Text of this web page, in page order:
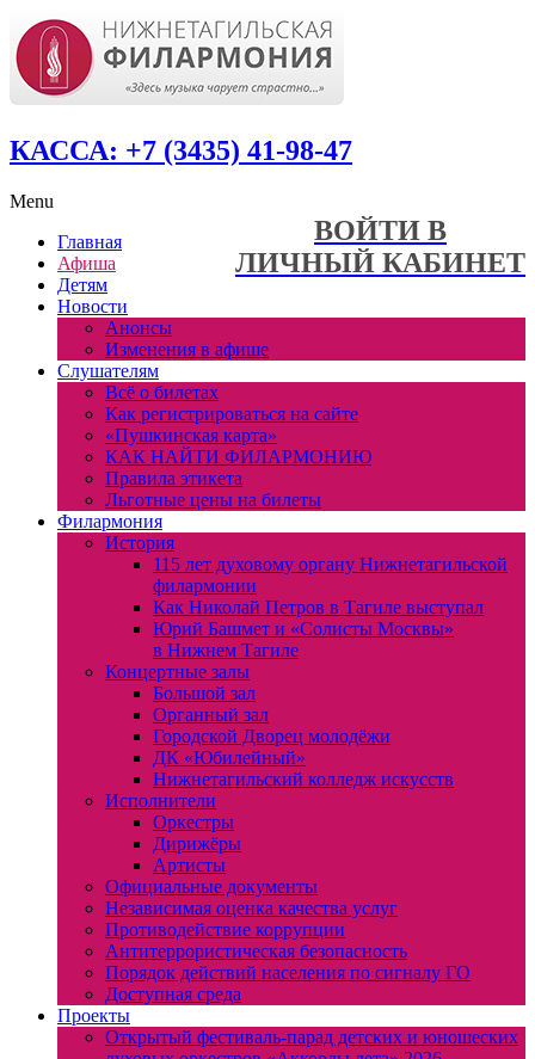
КАССА: +7 (3435) 41-98-47
ВОЙТИ В
ЛИЧНЫЙ КАБИНЕТ
Menu
Главная
Афиша
Детям
Новости
Анонсы
Изменения в афише
Слушателям
Всё о билетах
Как регистрироваться на сайте
«Пушкинская карта»
КАК НАЙТИ ФИЛАРМОНИЮ
Правила этикета
Льготные цены на билеты
Филармония
История
115 лет духовому органу Нижнетагильской
филармонии
Как Николай Петров в Тагиле выступал
Юрий Башмет и «Солисты Москвы»
в Нижнем Тагиле
Концертные залы
Большой зал
Органный зал
Городской Дворец молодёжи
ДК «Юбилейный»
Нижнетагильский колледж искусств
Исполнители
Оркестры
Дирижёры
Артисты
Официальные документы
Независимая оценка качества услуг
Противодействие коррупции
Антитеррористическая безопасность
Порядок действий населения по сигналу ГО
Доступная среда
Проекты
Открытый фестиваль-парад детских и юношеских